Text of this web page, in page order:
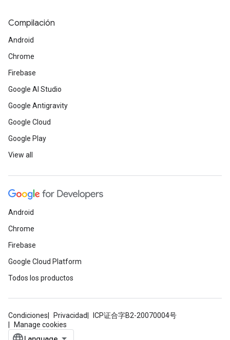
Compilación
Android
Chrome
Firebase
Google AI Studio
Google Antigravity
Google Cloud
Google Play
View all
Android
Chrome
Firebase
Google Cloud Platform
Todos los productos
Condiciones Privacidad
ICP证合字B2-20070004号
Manage cookies